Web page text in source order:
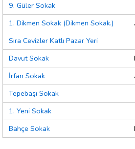
9. Güler Sokak
1. Dikmen Sokak (Dikmen Sokak.)
Sıra Cevizler Katlı Pazar Yeri
Davut Sokak
İrfan Sokak
Tepebaşı Sokak
1. Yeni Sokak
Bahçe Sokak